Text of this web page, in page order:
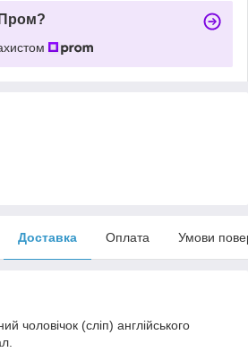
Доставка Оплата Умови
чоловічок (сліп) англійського